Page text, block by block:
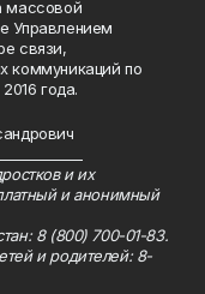
массовой
Управлением
связи,
коммуникаций по
года.
и их
и анонимный
8 (800) 700-01-83.
и родителей: 8-